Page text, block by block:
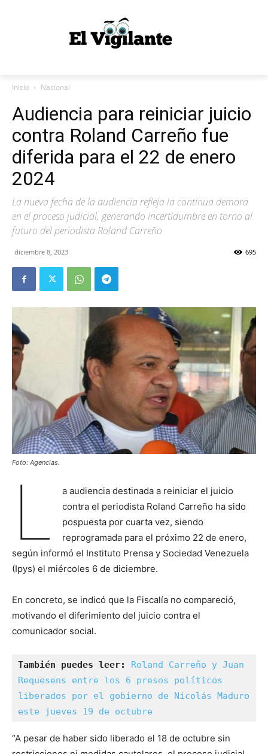
Inicio Nacional
Audiencia para reiniciar juicio
contra Roland Carreño fue
diferida para el 22 de enero
2024
La nueva fecha de la audiencia refleja la continua demora
en el proceso judicial, generando incertidumbre en torno al
futuro del periodista Roland Carreño
diciembre 8, 2023 695
Foto: Agencias.
L
a audiencia destinada a reiniciar el juicio
contra el periodista Roland Carreño ha sido
pospuesta por cuarta vez, siendo
reprogramada para el próximo 22 de enero,
según informó el Instituto Prensa y Sociedad Venezuela
(Ipys) el miércoles 6 de diciembre.
En concreto, se indicó que la Fiscalía no compareció,
motivando el diferimiento del juicio contra el
comunicador social.
También puedes leer:
Roland Carreño y Juan
Requesens entre los 6 presos políticos
liberados por el gobierno de Nicolás Maduro
este jueves 19 de octubre
“A pesar de haber sido liberado el 18 de octubre sin